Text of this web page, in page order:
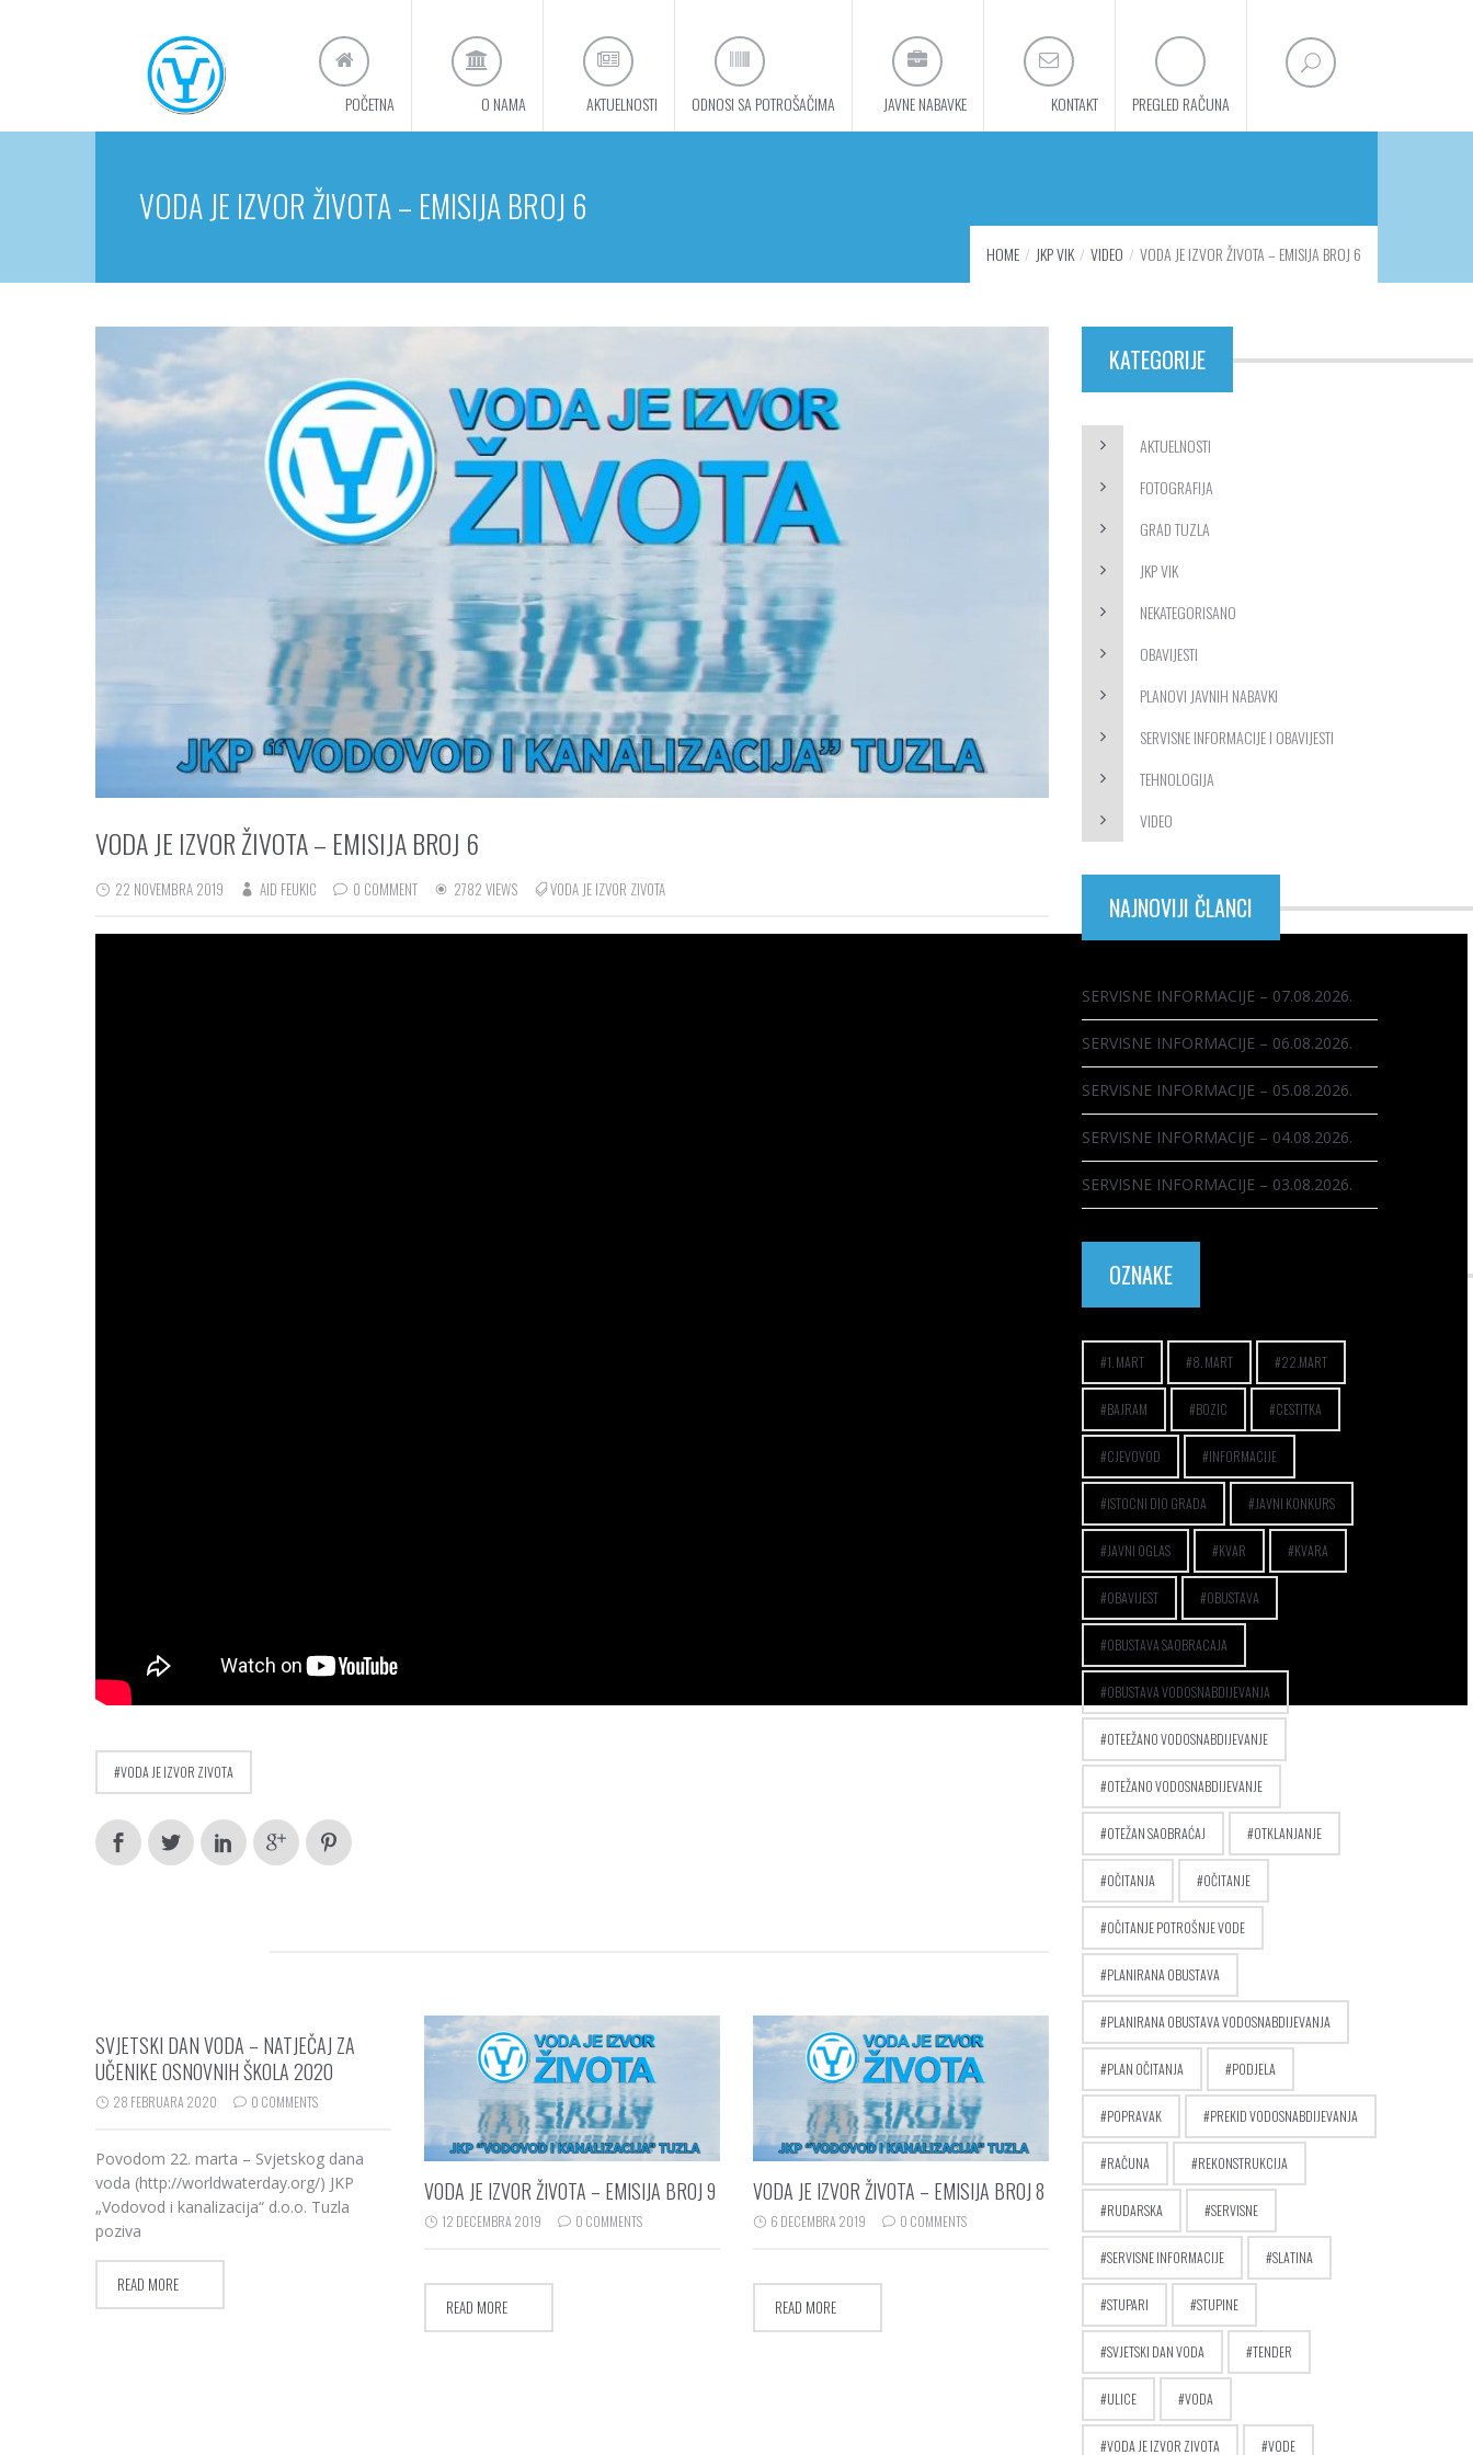
POČETNA O NAMA AKTUELNOSTI ODNOSI SA POTROŠAČIMA JAVNE NABAVKE KONTAKT PREGLED RAČUNA
VODA JE IZVOR ŽIVOTA – EMISIJA BROJ 6
HOME JKP VIK VIDEO VODA JE IZVOR ŽIVOTA – EMISIJA BROJ 6
VODA JE IZVOR ŽIVOTA – EMISIJA BROJ 6
22 NOVEMBRA 2019 AID FEUKIC 0 COMMENT 2782 VIEWS VODA JE IZVOR ZIVOTA
VODA JE IZVOR ZIVOTA
SVJETSKI DAN VODA – NATJEČAJ ZA
UČENIKE OSNOVNIH ŠKOLA 2020
28 FEBRUARA 2020 0 COMMENTS
Povodom 22. marta – Svjetskog dana
voda (http://worldwaterday.org/) JKP
„Vodovod i kanalizacija“ d.o.o. Tuzla
poziva
READ MORE
VODA JE IZVOR ŽIVOTA – EMISIJA BROJ 9
12 DECEMBRA 2019 0 COMMENTS
READ MORE
VODA JE IZVOR ŽIVOTA – EMISIJA BROJ 8
6 DECEMBRA 2019 0 COMMENTS
READ MORE
KATEGORIJE
AKTUELNOSTI
FOTOGRAFIJA
GRAD TUZLA
JKP VIK
NEKATEGORISANO
OBAVIJESTI
PLANOVI JAVNIH NABAVKI
SERVISNE INFORMACIJE I OBAVIJESTI
TEHNOLOGIJA
VIDEO
NAJNOVIJI ČLANCI
SERVISNE INFORMACIJE – 07.08.2026.
SERVISNE INFORMACIJE – 06.08.2026.
SERVISNE INFORMACIJE – 05.08.2026.
SERVISNE INFORMACIJE – 04.08.2026.
SERVISNE INFORMACIJE – 03.08.2026.
OZNAKE
1. MART 8. MART 22.MART
BAJRAM BOZIC CESTITKA
CJEVOVOD INFORMACIJE
ISTOCNI DIO GRADA JAVNI KONKURS
JAVNI OGLAS KVAR KVARA
OBAVIJEST OBUSTAVA
OBUSTAVA SAOBRACAJA
OBUSTAVA VODOSNABDIJEVANJA
OTEEŽANO VODOSNABDIJEVANJE
OTEŽANO VODOSNABDIJEVANJE
OTEŽAN SAOBRAĆAJ OTKLANJANJE
OČITANJA OČITANJE
OČITANJE POTROŠNJE VODE
PLANIRANA OBUSTAVA
PLANIRANA OBUSTAVA VODOSNABDIJEVANJA
PLAN OČITANJA PODJELA
POPRAVAK PREKID VODOSNABDIJEVANJA
RAČUNA REKONSTRUKCIJA
RUDARSKA SERVISNE
SERVISNE INFORMACIJE SLATINA
STUPARI STUPINE
SVJETSKI DAN VODA TENDER
ULICE VODA
VODA JE IZVOR ZIVOTA VODE